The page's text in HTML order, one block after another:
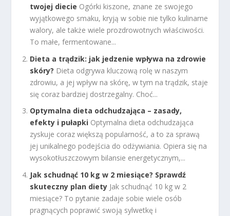
twojej diecie Ogórki kiszone, znane ze swojego
wyjątkowego smaku, kryją w sobie nie tylko kulinarne
walory, ale także wiele prozdrowotnych właściwości.
To małe, fermentowane...
Dieta a trądzik: jak jedzenie wpływa na zdrowie
skóry? Dieta odgrywa kluczową rolę w naszym
zdrowiu, a jej wpływ na skórę, w tym na trądzik, staje
się coraz bardziej dostrzegalny. Choć...
Optymalna dieta odchudzająca – zasady,
efekty i pułapki Optymalna dieta odchudzająca
zyskuje coraz większą popularność, a to za sprawą
jej unikalnego podejścia do odżywiania. Opiera się na
wysokotłuszczowym bilansie energetycznym,...
Jak schudnąć 10 kg w 2 miesiące? Sprawdź
skuteczny plan diety Jak schudnąć 10 kg w 2
miesiące? To pytanie zadaje sobie wiele osób
pragnących poprawić swoją sylwetkę i